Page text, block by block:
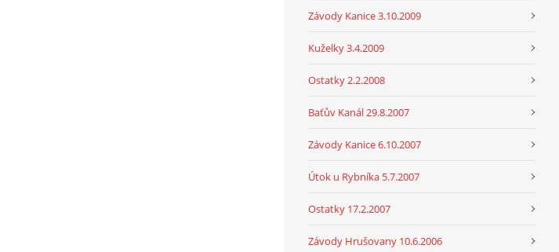
Závody Kanice 3.10.2009
Kuželky 3.4.2009
Ostatky 2.2.2008
Baťův Kanál 29.8.2007
Závody Kanice 6.10.2007
Útok u Rybníka 5.7.2007
Ostatky 17.2.2007
Závody Hrušovany 10.6.2006